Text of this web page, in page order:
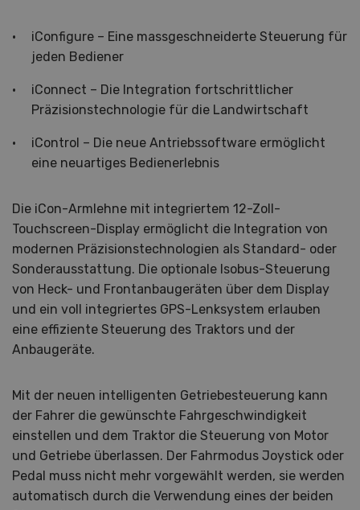
iConfigure – Eine massgeschneiderte Steuerung für
jeden Bediener
iConnect – Die Integration fortschrittlicher
Präzisionstechnologie für die Landwirtschaft
iControl – Die neue Antriebssoftware ermöglicht
eine neuartiges Bedienerlebnis
Die iCon-Armlehne mit integriertem 12-Zoll-
Touchscreen-Display ermöglicht die Integration von
modernen Präzisionstechnologien als Standard- oder
Sonderausstattung. Die optionale Isobus-Steuerung
von Heck- und Frontanbaugeräten über dem Display
und ein voll integriertes GPS-Lenksystem erlauben
eine effiziente Steuerung des Traktors und der
Anbaugeräte.
Mit der neuen intelligenten Getriebesteuerung kann
der Fahrer die gewünschte Fahrgeschwindigkeit
einstellen und dem Traktor die Steuerung von Motor
und Getriebe überlassen. Der Fahrmodus Joystick oder
Pedal muss nicht mehr vorgewählt werden, sie werden
automatisch durch die Verwendung eines der beiden